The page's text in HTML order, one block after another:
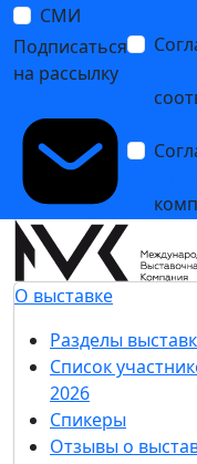
СМИ
Подписаться
на рассылку
О выставке
Разделы
Список
2026
Спикеры
Отзывы о